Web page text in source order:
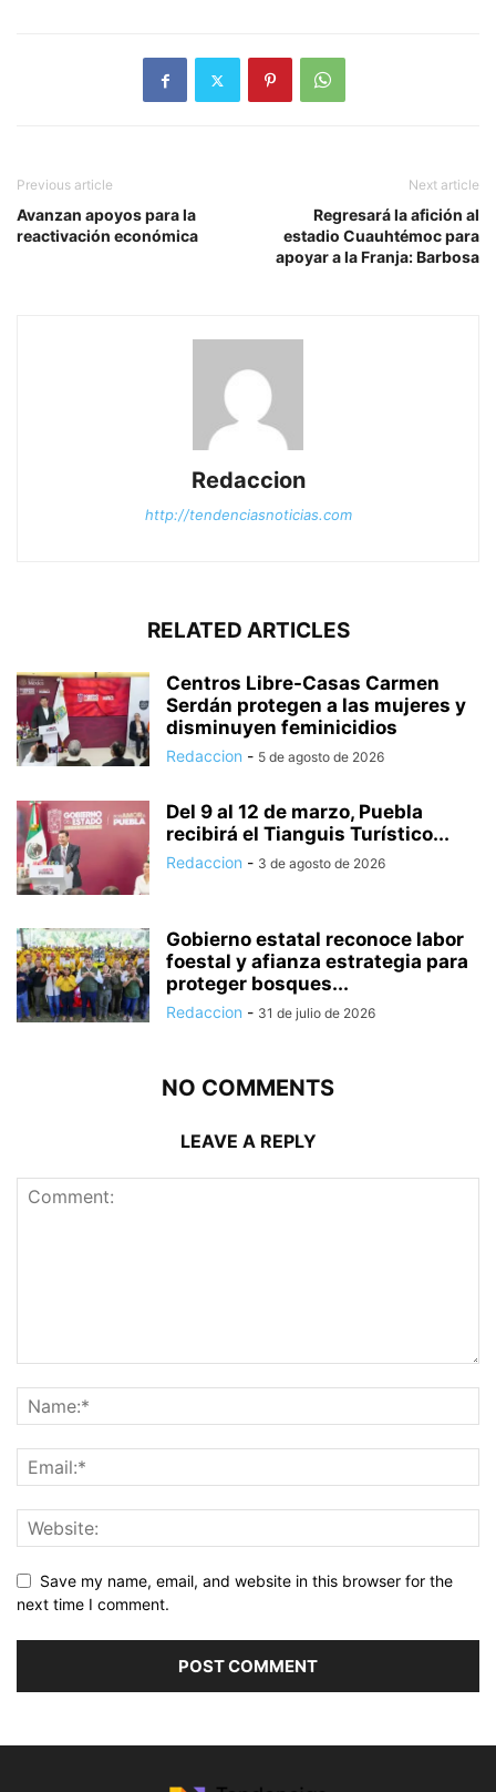
Previous article
Avanzan apoyos para la
reactivación económica
Next article
Regresará la afición al
estadio Cuauhtémoc para
apoyar a la Franja: Barbosa
Redaccion
http://tendenciasnoticias.com
RELATED ARTICLES
Centros Libre-Casas Carmen
Serdán protegen a las mujeres y
disminuyen feminicidios
Redaccion - 5 de agosto de 2026
Del 9 al 12 de marzo, Puebla
recibirá el Tianguis Turístico...
Redaccion - 3 de agosto de 2026
Gobierno estatal reconoce labor
foestal y afianza estrategia para
proteger bosques...
Redaccion - 31 de julio de 2026
NO COMMENTS
LEAVE A REPLY
Save my name, email, and website in this browser for the
next time I comment.